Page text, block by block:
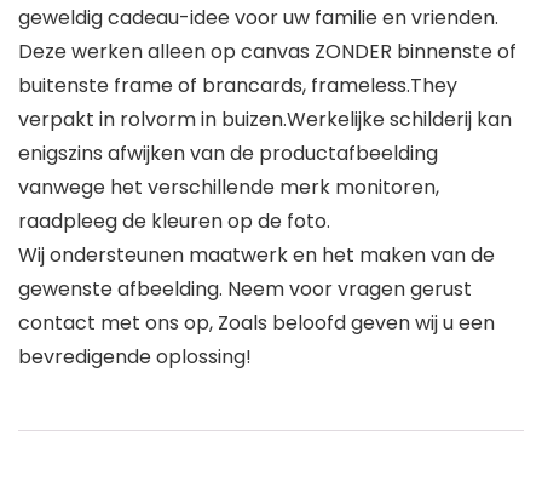
geweldig cadeau-idee voor uw familie en vrienden.
Deze werken alleen op canvas ZONDER binnenste of
buitenste frame of brancards, frameless.They
verpakt in rolvorm in buizen.Werkelijke schilderij kan
enigszins afwijken van de productafbeelding
vanwege het verschillende merk monitoren,
raadpleeg de kleuren op de foto.
Wij ondersteunen maatwerk en het maken van de
gewenste afbeelding. Neem voor vragen gerust
contact met ons op, Zoals beloofd geven wij u een
bevredigende oplossing!